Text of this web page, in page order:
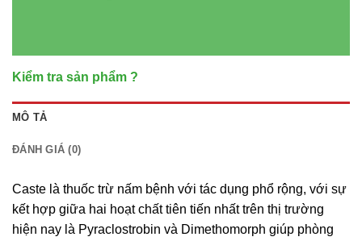
Kiểm tra sản phẩm ?
MÔ TẢ
ĐÁNH GIÁ (0)
Caste là thuốc trừ nấm bệnh với tác dụng phổ rộng, với sự
kết hợp giữa hai hoạt chất tiên tiến nhất trên thị trường
hiện nay là Pyraclostrobin và Dimethomorph giúp phòng